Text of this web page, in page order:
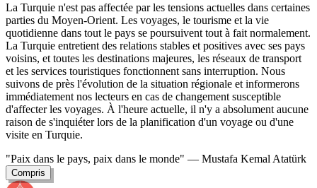
La Turquie n'est pas affectée par les tensions actuelles dans certaines
parties du Moyen-Orient. Les voyages, le tourisme et la vie
quotidienne dans tout le pays se poursuivent tout à fait normalement.
La Turquie entretient des relations stables et positives avec ses pays
voisins, et toutes les destinations majeures, les réseaux de transport
et les services touristiques fonctionnent sans interruption. Nous
suivons de près l'évolution de la situation régionale et informerons
immédiatement nos lecteurs en cas de changement susceptible
d'affecter les voyages. À l'heure actuelle, il n'y a absolument aucune
raison de s'inquiéter lors de la planification d'un voyage ou d'une
visite en Turquie.
"Paix dans le pays, paix dans le monde" — Mustafa Kemal Atatürk
Compris